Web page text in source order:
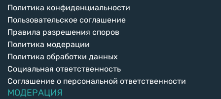
Политика конфиденциальности
Пользовательское соглашение
Правила разрешения споров
Политика модерации
Политика обработки данных
Социальная ответственность
Соглашение о персональной ответственности
МОДЕРАЦИЯ